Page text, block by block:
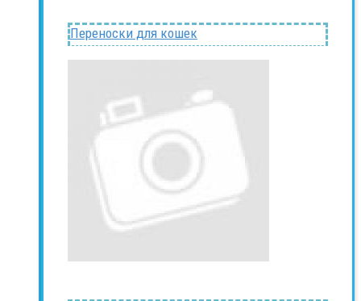
Переноски для кошек